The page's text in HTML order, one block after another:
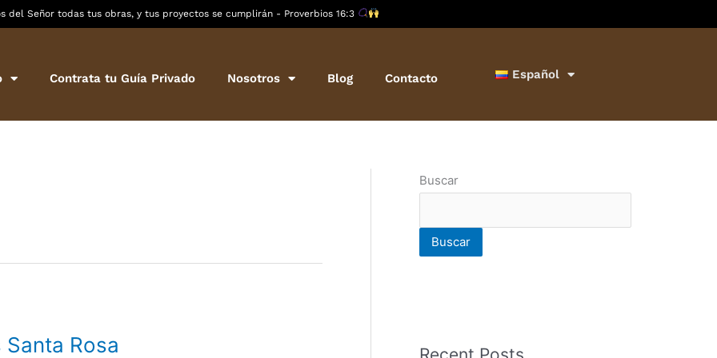
del Señor todas tus obras, y tus proyectos se cumplirán - Proverbios 16:3
Contrata tu Guía Privado Nosotros Blog Contacto Español
Rosa
Buscar
Buscar
Recent Posts